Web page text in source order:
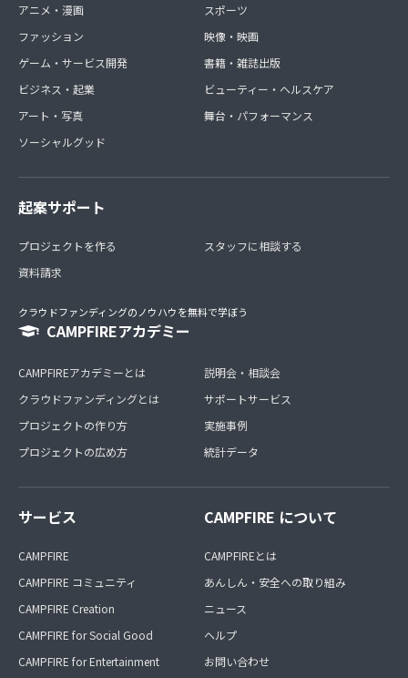
アニメ・漫画
ファッション
ゲーム・サービス開発
ビジネス・起業
アート・写真
ソーシャルグッド
スポーツ
映像・映画
書籍・雑誌出版
ビューティー・ヘルスケア
舞台・パフォーマンス
起案サポート
プロジェクトを作る
資料請求
スタッフに相談する
クラウドファンディングのノウハウを無料で学ぼう
CAMPFIREアカデミー
CAMPFIREアカデミーとは
クラウドファンディングとは
プロジェクトの作り方
プロジェクトの広め方
説明会・相談会
サポートサービス
実施事例
統計データ
サービス
CAMPFIRE
CAMPFIRE コミュニティ
CAMPFIRE Creation
CAMPFIRE for Social Good
CAMPFIRE for Entertainment
CAMPFIRE について
CAMPFIREとは
あんしん・安全への取り組み
ニュース
ヘルプ
お問い合わせ